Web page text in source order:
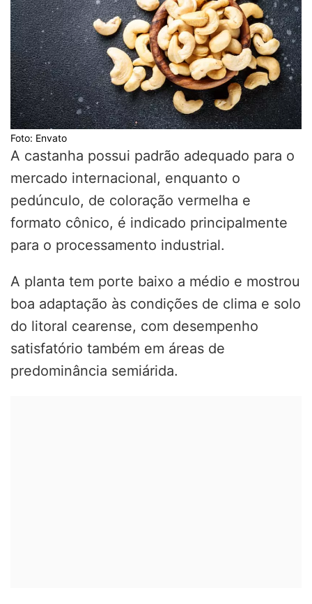
Foto: Envato
A castanha possui padrão adequado para o
mercado internacional, enquanto o
pedúnculo, de coloração vermelha e
formato cônico, é indicado principalmente
para o processamento industrial.
A planta tem porte baixo a médio e mostrou
boa adaptação às condições de clima e solo
do litoral cearense, com desempenho
satisfatório também em áreas de
predominância semiárida.